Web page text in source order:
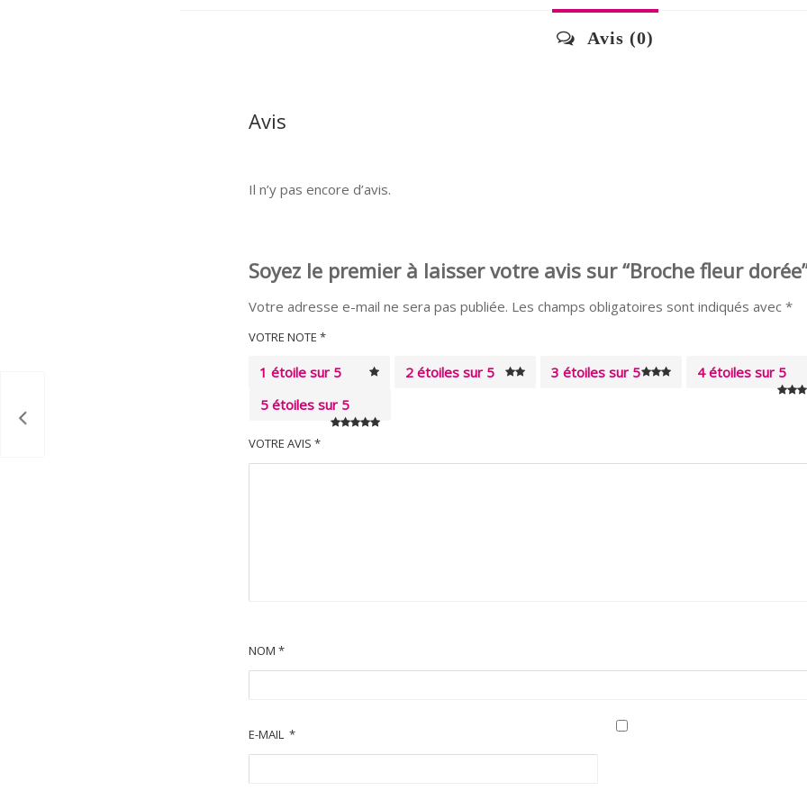
Avis (0)
Avis
Il n’y pas encore d’avis.
Soyez le premier à laisser votre avis sur “Broche fleur
Votre adresse e-mail ne sera pas publiée. Les champs obligatoires sont indiqués avec *
VOTRE NOTE *
1 étoile sur 5 2 étoiles sur 5 3 étoiles sur 5
4 étoiles sur 5
5 étoiles sur 5
VOTRE AVIS *
NOM *
E-MAIL *